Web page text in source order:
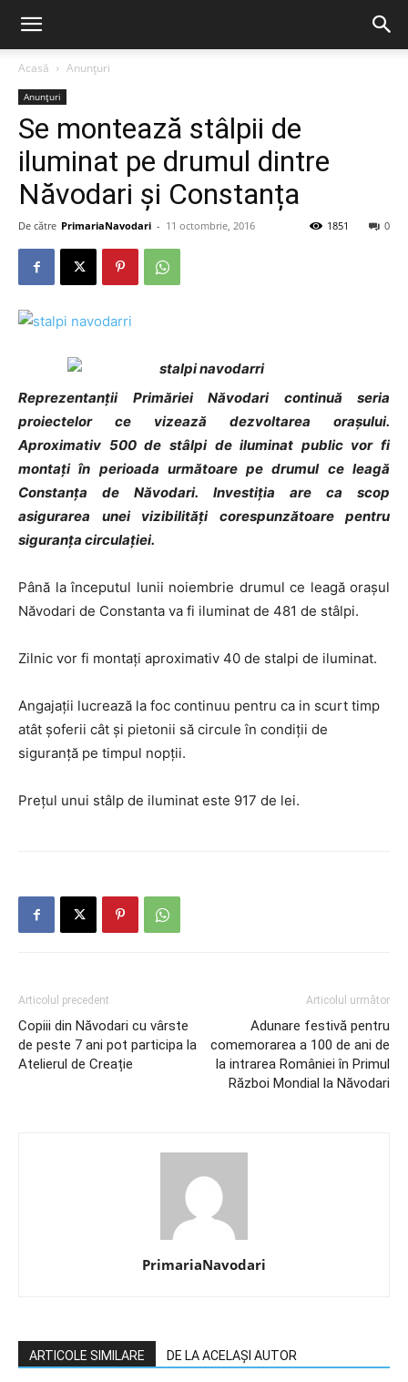
Acasă Anunțuri
Anunțuri
Se montează stâlpii de
iluminat pe drumul dintre
Năvodari și Constanța
De către PrimariaNavodari - 11 octombrie, 2016 0
1851
Reprezentanții Primăriei Năvodari continuă seria
proiectelor ce vizează dezvoltarea orașului.
Aproximativ 500 de stâlpi de iluminat public vor fi
montați în perioada următoare pe drumul ce leagă
Constanța de Năvodari. Investiția are ca scop
asigurarea unei vizibilităţi corespunzătoare pentru
siguranţa circulaţiei.
Până la începutul lunii noiembrie drumul ce leagă orașul
Năvodari de Constanta va fi iluminat de 481 de stâlpi.
Zilnic vor fi montați aproximativ 40 de stalpi de iluminat.
Angajații lucrează la foc continuu pentru ca in scurt timp
atât șoferii cât și pietonii să circule în condiții de
siguranță pe timpul nopții.
Prețul unui stâlp de iluminat este 917 de lei.
Articolul precedent
Copiii din Năvodari cu vârste
de peste 7 ani pot participa la
Atelierul de Creație
Articolul următor
Adunare festivă pentru
comemorarea a 100 de ani de
la intrarea României în Primul
Război Mondial la Năvodari
PrimariaNavodari
ARTICOLE SIMILARE DE LA ACELAȘI AUTOR